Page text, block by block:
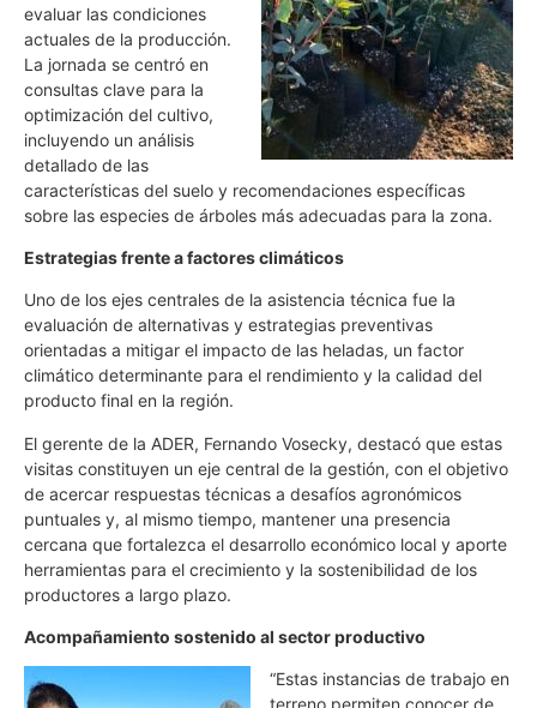
evaluar las condiciones
actuales de la producción.
La jornada se centró en
consultas clave para la
optimización del cultivo,
incluyendo un análisis
detallado de las
características del suelo y recomendaciones específicas
sobre las especies de árboles más adecuadas para la zona.
Estrategias frente a factores climáticos
Uno de los ejes centrales de la asistencia técnica fue la
evaluación de alternativas y estrategias preventivas
orientadas a mitigar el impacto de las heladas, un factor
climático determinante para el rendimiento y la calidad del
producto final en la región.
El gerente de la ADER, Fernando Vosecky, destacó que estas
visitas constituyen un eje central de la gestión, con el objetivo
de acercar respuestas técnicas a desafíos agronómicos
puntuales y, al mismo tiempo, mantener una presencia
cercana que fortalezca el desarrollo económico local y aporte
herramientas para el crecimiento y la sostenibilidad de los
productores a largo plazo.
Acompañamiento sostenido al sector productivo
“Estas instancias de trabajo en